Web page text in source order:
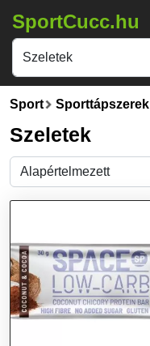
SportCucc.hu
Sport Sporttápszerek
Szeletek